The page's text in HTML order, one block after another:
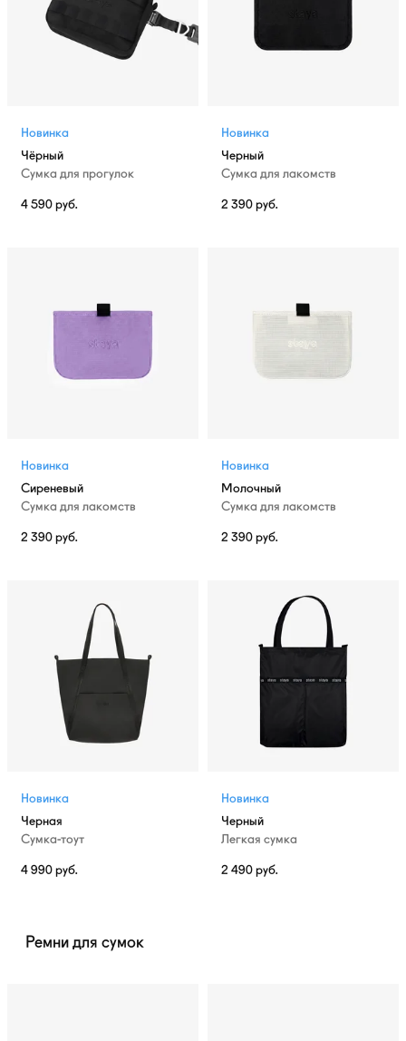
Новинка
Чёрный
Сумка для прогулок
4 590 руб.
Новинка
Черный
Сумка для лакомств
2 390 руб.
Новинка
Сиреневый
Сумка для лакомств
2 390 руб.
Новинка
Молочный
Сумка для лакомств
2 390 руб.
Новинка
Черная
Сумка-тоут
4 990 руб.
Новинка
Черный
Легкая сумка
2 490 руб.
Ремни для сумок